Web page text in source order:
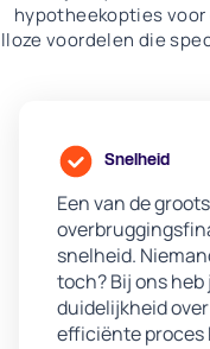
hypotheekopties
voordelen die
Snelheid
Een van de
snelheid.
toch? Bij ons
duidelijkheid
efficiënte proces